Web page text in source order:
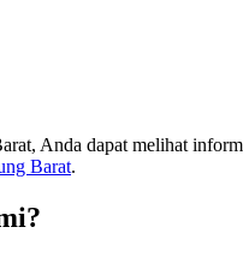
Anda dapat melihat
Barat.